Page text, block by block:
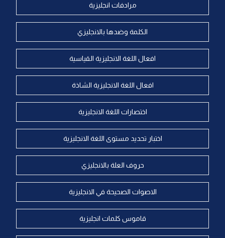
مرادفات انجليزية
الكلمة وضدها بالانجليزي
افعال اللغة الانجليزية القياسية
افعال اللغة الانجليزية الشاذة
اختصارات اللغة الانجليزية
اختبار تحديد مستوى اللغة الانجليزية
حروف العلة بالانجليزي
الاصوات الصحيحة في الانجليزية
قاموس كلمات انجليزية